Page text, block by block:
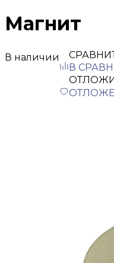
Магнит
В наличии
В